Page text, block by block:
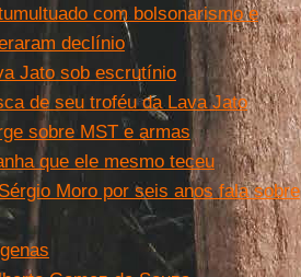
com bolsonarismo e
declínio
Jato sob escrutínio
de seu troféu da Lava Jato
sobre MST e armas
que ele mesmo teceu
Moro por seis anos fala sobre